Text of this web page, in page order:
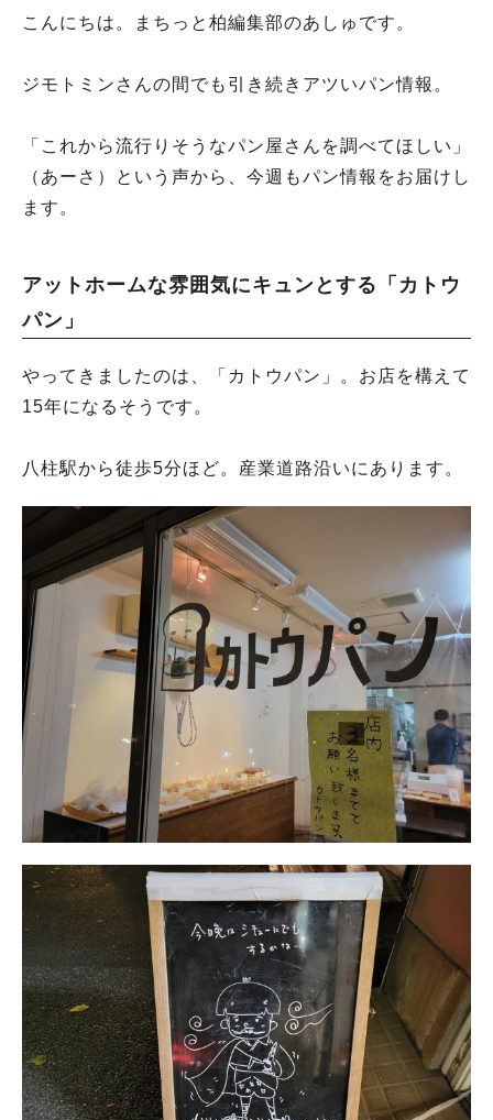
こんにちは。まちっと柏編集部のあしゅです。
ジモトミンさんの間でも引き続きアツいパン情報。
「これから流行りそうなパン屋さんを調べてほしい」
（あーさ）という声から、今週もパン情報をお届けし
ます。
アットホームな雰囲気にキュンとする「カトウ
パン」
やってきましたのは、「カトウパン」。お店を構えて
15年になるそうです。
八柱駅から徒歩5分ほど。産業道路沿いにあります。